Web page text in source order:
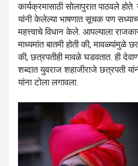
कार्यक्रमासाठी सोलापुरात पाठवले
यांनी केलेल्या भाषणात सूचक पण
महत्त्वाचे विधान केले. आपल्याला
माध्यमांत बातमी होती की,
की, छत्रपतीही मावळे घडवतात. ही
शब्दात युवराज शहाजीराजे छत्रपती
यांना टोला लगावला.